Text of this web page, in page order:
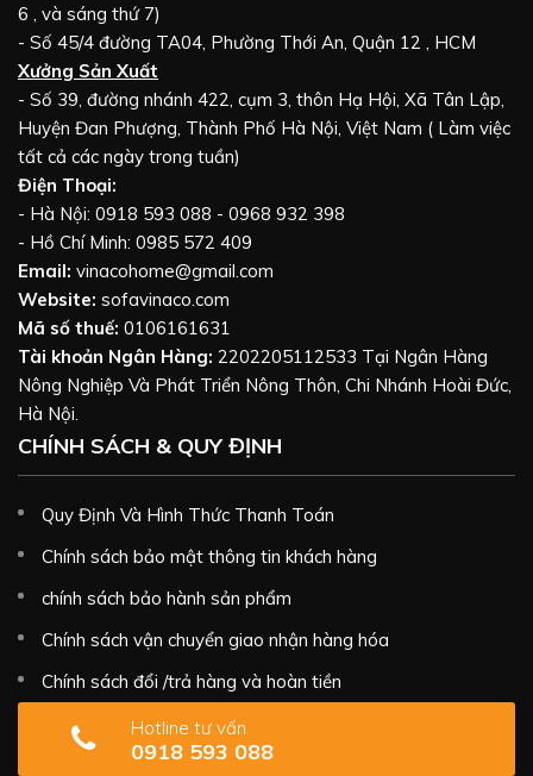
6 , và sáng thứ 7)
- Số 45/4 đường TA04, Phường Thới An, Quận 12 , HCM
Xưởng Sản Xuất
- Số 39, đường nhánh 422, cụm 3, thôn Hạ Hội, Xã Tân Lập,
Huyện Đan Phượng, Thành Phố Hà Nội, Việt Nam ( Làm việc
tất cả các ngày trong tuần)
Điện Thoại:
- Hà Nội: 0918 593 088 - 0968 932 398
- Hồ Chí Minh: 0985 572 409
Email: vinacohome@gmail.com
Website: sofavinaco.com
Mã số thuế: 0106161631
Tài khoản Ngân Hàng: 2202205112533 Tại Ngân Hàng
Nông Nghiệp Và Phát Triển Nông Thôn, Chi Nhánh Hoài Đức,
Hà Nội.
CHÍNH SÁCH & QUY ĐỊNH
Quy Định Và Hình Thức Thanh Toán
Chính sách bảo mật thông tin khách hàng
chính sách bảo hành sản phẩm
Chính sách vận chuyển giao nhận hàng hóa
Chính sách đổi /trả hàng và hoàn tiền
Hotline tư vấn
0918 593 088